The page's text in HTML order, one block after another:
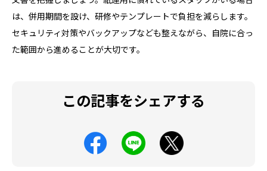
は、併用期間を設け、研修やテンプレートで負担を減らします。
セキュリティ対策やバックアップなども整えながら、自院に合っ
た範囲から進めることが大切です。
この記事をシェアする